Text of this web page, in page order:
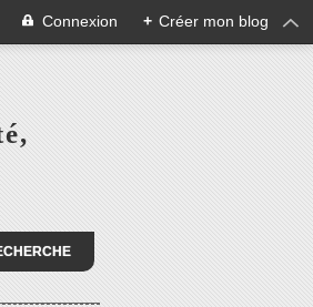
Connexion + Créer mon blog